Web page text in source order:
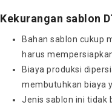
Kekurangan sablon
Bahan sablon cukup
harus
Biaya produksi
membutuhkan biaya
Jenis sablon ini tidak